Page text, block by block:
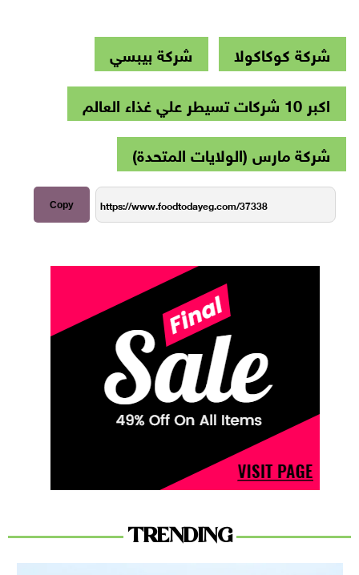
شركة كوكاكولا
شركة بيبسي
اكبر 10 شركات تسيطر علي غذاء العالم
شركة مارس (الولايات المتحدة)
Copy
TRENDING